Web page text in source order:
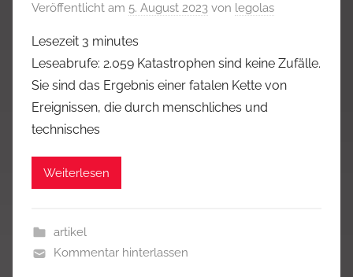
Veröffentlicht am 5. August 2023 von legolas
Lesezeit 3 minutes
Leseabrufe: 2.059 Katastrophen sind keine Zufälle.
Sie sind das Ergebnis einer fatalen Kette von
Ereignissen, die durch menschliches und
technisches
Weiterlesen
artikel
Kommentar hinterlassen